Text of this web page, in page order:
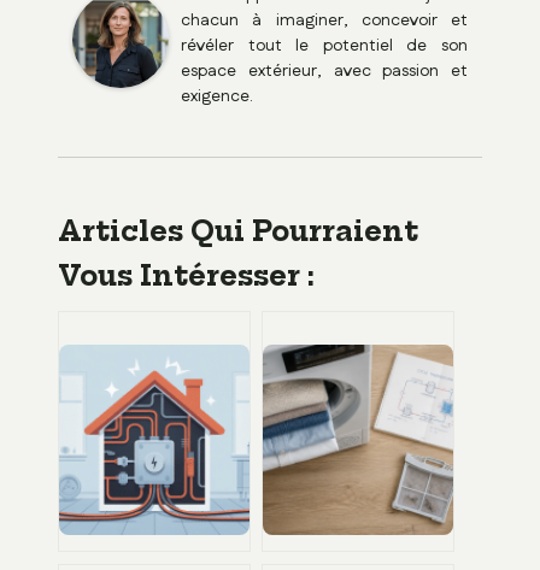
chacun à imaginer, concevoir et
révéler tout le potentiel de son
espace extérieur, avec passion et
exigence.
Articles Qui Pourraient
Vous Intéresser :